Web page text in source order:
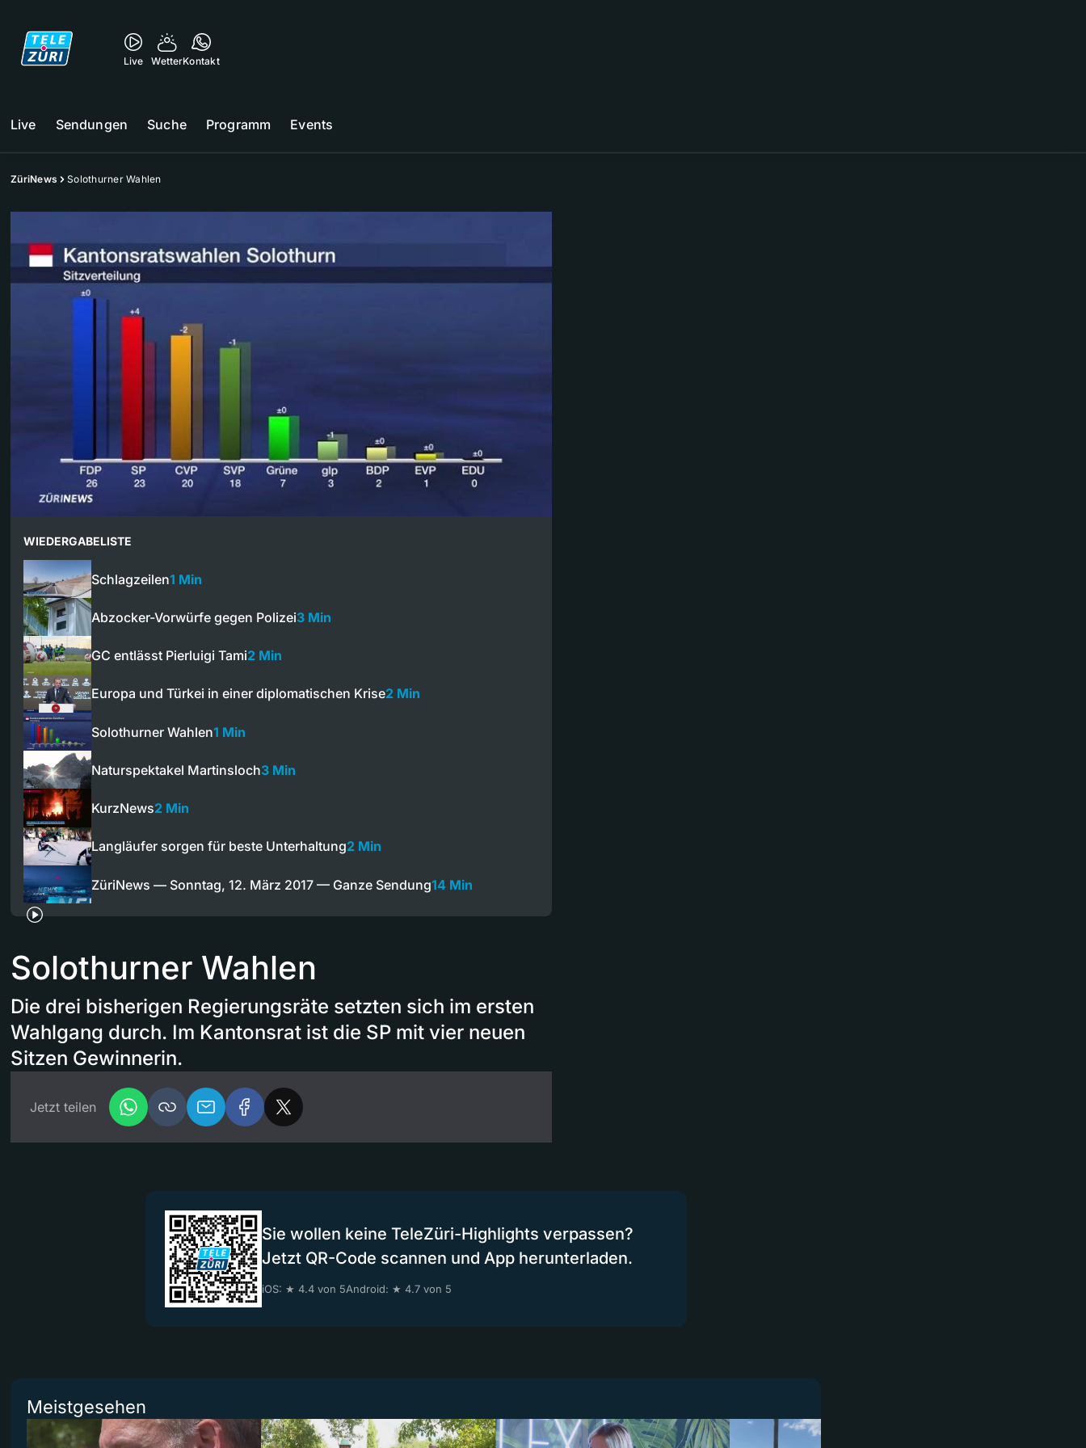
Live WetterKontakt
Live Sendungen Suche Programm Events
ZüriNews Solothurner Wahlen
WIEDERGABELISTE
Schlagzeilen1 Min
Abzocker-Vorwürfe gegen Polizei3 Min
GC entlässt Pierluigi Tami2 Min
Europa und Türkei in einer diplomatischen Krise2 Min
Solothurner Wahlen1 Min
Naturspektakel Martinsloch3 Min
KurzNews2 Min
Langläufer sorgen für beste Unterhaltung2 Min
ZüriNews — Sonntag, 12. März 2017 — Ganze Sendung14 Min
Solothurner Wahlen
Die drei bisherigen Regierungsräte setzten sich im ersten
Wahlgang durch. Im Kantonsrat ist die SP mit vier neuen
Sitzen Gewinnerin.
Jetzt teilen
Sie wollen keine TeleZüri-Highlights verpassen?
Jetzt QR-Code scannen und App herunterladen.
iOS: ★ 4.4 von 5Android: ★ 4.7 von 5
Meistgesehen